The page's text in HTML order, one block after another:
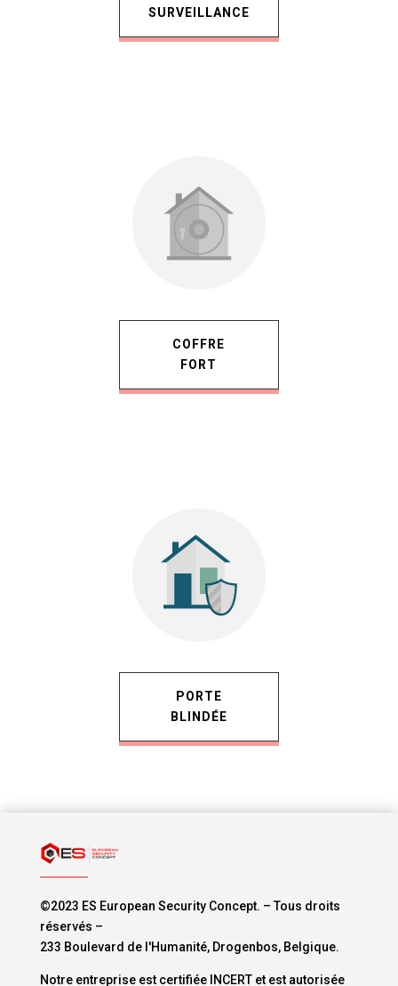
SURVEILLANCE
COFFRE
FORT
PORTE
BLINDÉE
©2023 ES European Security Concept. – Tous droits
réservés –
233 Boulevard de l'Humanité, Drogenbos, Belgique.
Notre entreprise est certifiée INCERT et est autorisée